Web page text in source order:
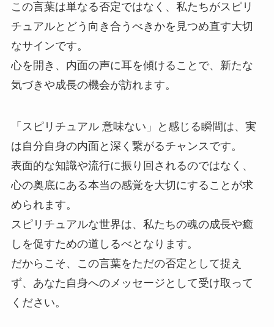
この言葉は単なる否定ではなく、私たちがスピリ
チュアルとどう向き合うべきかを見つめ直す大切
なサインです。
心を開き、内面の声に耳を傾けることで、新たな
気づきや成長の機会が訪れます。
「スピリチュアル 意味ない」と感じる瞬間は、実
は自分自身の内面と深く繋がるチャンスです。
表面的な知識や流行に振り回されるのではなく、
心の奥底にある本当の感覚を大切にすることが求
められます。
スピリチュアルな世界は、私たちの魂の成長や癒
しを促すための道しるべとなります。
だからこそ、この言葉をただの否定として捉え
ず、あなた自身へのメッセージとして受け取って
ください。